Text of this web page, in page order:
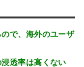
で、海外のユーザ
透率は高くない